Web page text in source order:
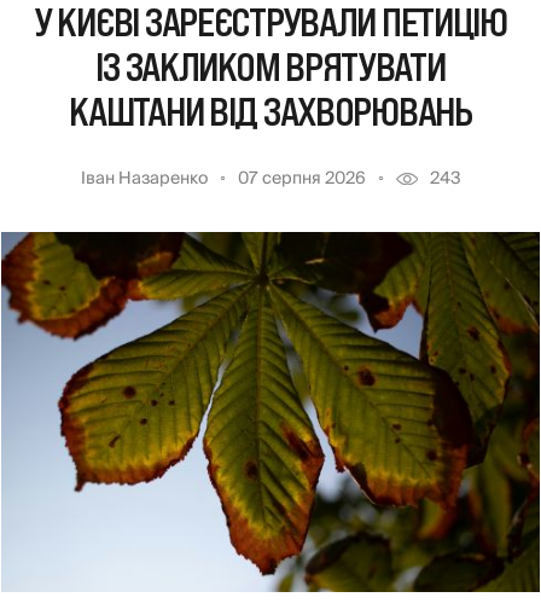
У КИЄВІ ЗАРЕЄСТРУВАЛИ ПЕТИЦІЮ
ІЗ ЗАКЛИКОМ ВРЯТУВАТИ
КАШТАНИ ВІД ЗАХВОРЮВАНЬ
Іван Назаренко 07 серпня 2026 243